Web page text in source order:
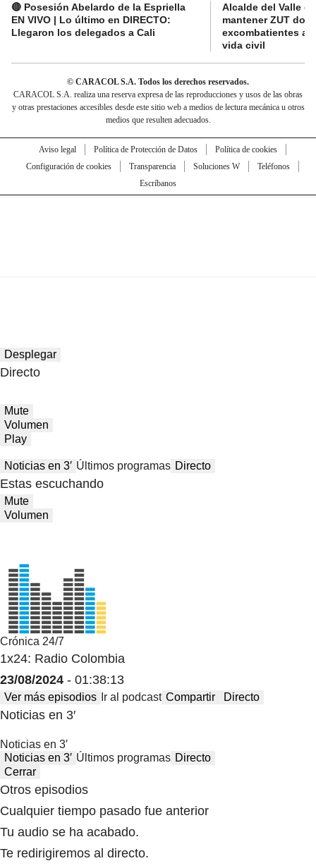
🔴 Posesión Abelardo de la Espriella
EN VIVO | Lo último en DIRECTO:
Llegaron los delegados a Cali
Alcalde del Valle
mantener ZUT
excombatientes
vida civil
© CARACOL S.A. Todos los derechos reservados.
CARACOL S.A. realiza una reserva expresa de las reproducciones y usos de las obras
y otras prestaciones accesibles desde este sitio web a medios de lectura mecánica u otros
medios que resulten adecuados.
Aviso legal Política de Protección de Datos
Política de cookies
Configuración de cookies
Transparencia Soluciones W
Teléfonos
Escríbanos
Desplegar
Directo
Mute
Volumen
Play
Noticias en 3′ Últimos programas Directo
Estas escuchando
Mute
Volumen
Crónica 24/7
1x24: Radio Colombia
23/08/2024 - 01:38:13
Ver más episodios Ir al podcast Compartir Directo
Noticias en 3′
Noticias en 3′
Noticias en 3′ Últimos programas Directo
Cerrar
Otros episodios
Cualquier tiempo pasado fue anterior
Tu audio se ha acabado.
Te redirigiremos al directo.